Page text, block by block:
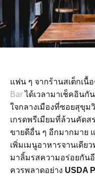
แฟน ๆ จากร้านสเต็กเนื้
Barได้เวลามาเช็คอินกั
ใจกลางเมืองที่ซอยสุขุม
เกรดพรีเมียมที่ล้วนคัดส
ขายดีอื่น ๆ อีกมากมาย
เพิ่มเมนูอาหารจานเดีย
มาลิ้มรสความอร่อยกันอี
ควรพลาดอย่าง USDA